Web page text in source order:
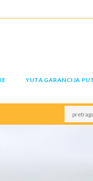
YUTA GARANCIJA